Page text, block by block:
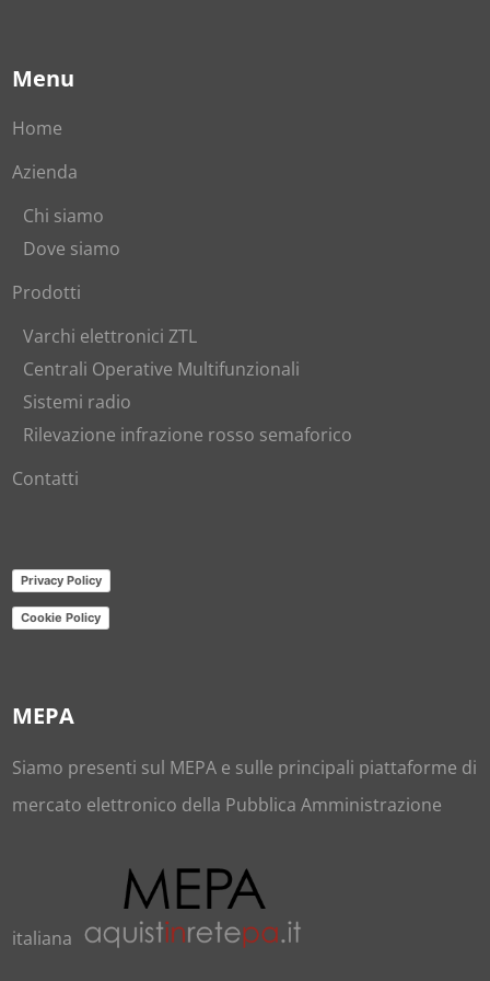
Menu
Home
Azienda
Chi siamo
Dove siamo
Prodotti
Varchi elettronici ZTL
Centrali Operative Multifunzionali
Sistemi radio
Rilevazione infrazione rosso semaforico
Contatti
Privacy Policy
Cookie Policy
MEPA
Siamo presenti sul MEPA e sulle principali piattaforme di
mercato elettronico della Pubblica Amministrazione
italiana